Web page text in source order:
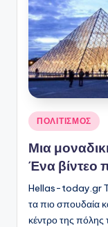
Αναρτήθηκε
σε
ΠΟΛΙΤΙΣΜΟΣ
Μια
Ένα βίντεο
Hellas-today.gr
τα πιο σπουδαία
κέντρο της πόλης